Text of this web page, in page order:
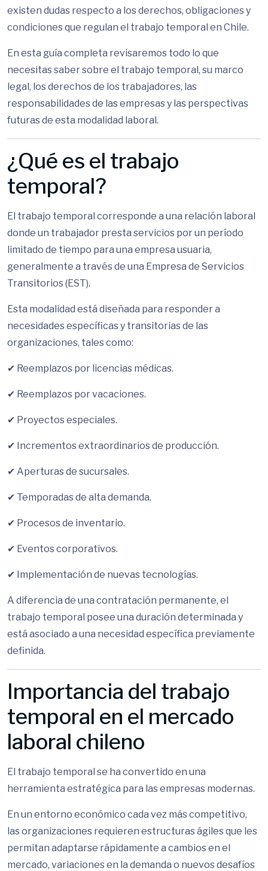
existen dudas respecto a los derechos, obligaciones y
condiciones que regulan el trabajo temporal en Chile.
En esta guía completa revisaremos todo lo que
necesitas saber sobre el trabajo temporal, su marco
legal, los derechos de los trabajadores, las
responsabilidades de las empresas y las perspectivas
futuras de esta modalidad laboral.
¿Qué es el trabajo
temporal?
El trabajo temporal corresponde a una relación laboral
donde un trabajador presta servicios por un período
limitado de tiempo para una empresa usuaria,
generalmente a través de una Empresa de Servicios
Transitorios (EST).
Esta modalidad está diseñada para responder a
necesidades específicas y transitorias de las
organizaciones, tales como:
✔ Reemplazos por licencias médicas.
✔ Reemplazos por vacaciones.
✔ Proyectos especiales.
✔ Incrementos extraordinarios de producción.
✔ Aperturas de sucursales.
✔ Temporadas de alta demanda.
✔ Procesos de inventario.
✔ Eventos corporativos.
✔ Implementación de nuevas tecnologías.
A diferencia de una contratación permanente, el
trabajo temporal posee una duración determinada y
está asociado a una necesidad específica previamente
definida.
Importancia del trabajo
temporal en el mercado
laboral chileno
El trabajo temporal se ha convertido en una
herramienta estratégica para las empresas modernas.
En un entorno económico cada vez más competitivo,
las organizaciones requieren estructuras ágiles que les
permitan adaptarse rápidamente a cambios en el
mercado, variaciones en la demanda o nuevos desafíos